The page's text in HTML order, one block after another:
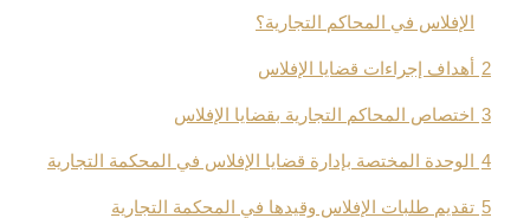
الإفلاس في المحاكم التجارية؟
2 أهداف إجراءات قضايا الإفلاس
3 اختصاص المحاكم التجارية بقضايا الإفلاس
4 الوحدة المختصة بإدارة قضايا الإفلاس في المحكمة التجارية
5 تقديم طلبات الإفلاس وقيدها في المحكمة التجارية